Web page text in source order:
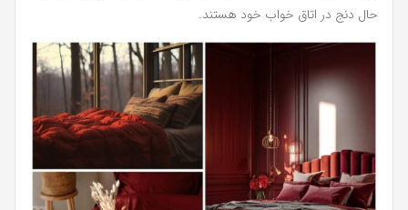
حال دنج در اتاق خواب خود هستند.